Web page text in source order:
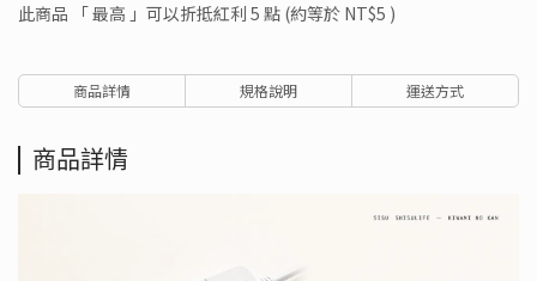
此商品 「 最高 」可以折抵紅利 5 點 (約等於 NT$5 )
商品詳情 規格說明 運送方式
商品詳情